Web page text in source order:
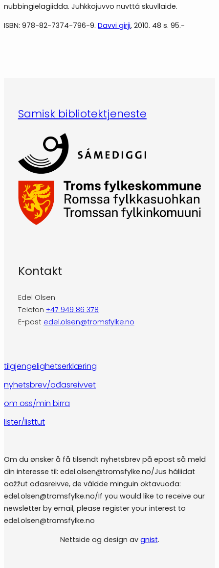
nubbingielagiidda. Juhkkojuvvo nuvttá skuvllaide.
ISBN: 978-82-7374-796-9. Davvi girji, 2010. 48 s. 95.-
Samisk bibliotektjeneste
Kontakt
Edel Olsen
Telefon +47 949 86 378
E-post edel.olsen@tromsfylke.no
tilgjengelighetserklæring
nyhetsbrev/ođasreivvet
om oss/min birra
lister/listtut
Om du ønsker å få tilsendt nyhetsbrev på epost så meld
din interesse til: edel.olsen@tromsfylke.no/Jus háliidat
oažžut ođasreivve, de váldde minguin oktavuođa:
edel.olsen@tromsfylke.no/If you would like to receive our
newsletter by email, please register your interest to
edel.olsen@tromsfylke.no
Nettside og design av gnist.